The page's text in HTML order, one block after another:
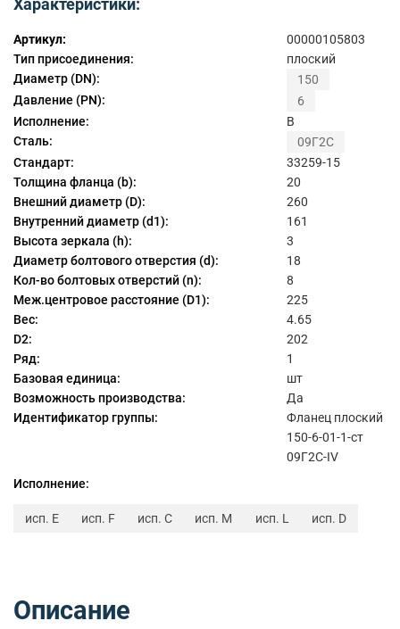
Характеристики:
Артикул:
00000105803
Тип присоединения:
плоский
Диаметр (DN):
150
Давление (PN):
6
Исполнение:
B
Сталь:
09Г2С
Стандарт:
33259-15
Толщина фланца (b):
20
Внешний диаметр (D):
260
Внутренний диаметр (d1):
161
Высота зеркала (h):
3
Диаметр болтового отверстия (d):
18
Кол-во болтовых отверстий (n):
8
Меж.центровое расстояние (D1):
225
Вес:
4.65
D2:
202
Ряд:
1
Базовая единица:
шт
Возможность производства:
Да
Идентификатор группы:
Фланец плоский
150-6-01-1-ст
09Г2С-IV
Исполнение:
исп. E исп. F исп. C исп. M исп. L исп. D
Описание